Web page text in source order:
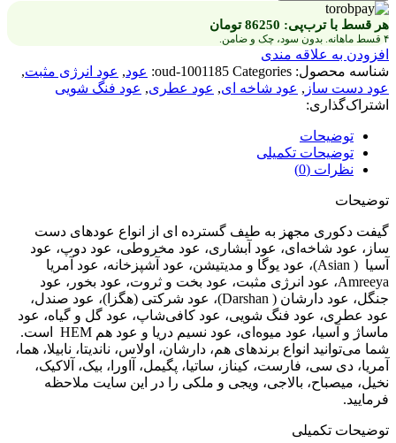
هر قسط با ترب‌پی: 86250 تومان
۴ قسط ماهانه. بدون سود، چک و ضامن.
افزودن به علاقه مندی
شناسه محصول:
oud-1001185 Categories: عود, عود انرژی مثبت,
عود دست ساز , عود شاخه ای, عود عطری, عود فنگ شویی
اشتراک‌گذاری:
توضیحات
توضیحات تکمیلی
نظرات (0)
توضیحات
گیفت دکوری مجهز به طیف گسترده ای از انواع عودهای دست
ساز، عود شاخه‌ای، عود آبشاری، عود مخروطی، عود دوپ، عود
آسیا ( Asian)، عود یوگا و مدیتیشن، عود آشپزخانه، عود آمریا
Amreeya، عود انرژی مثبت، عود بخت و ثروت، عود بخور، عود
جنگل، عود دارشان ( Darshan)، عود شرکتی (هگزا)، عود صندل،
عود عطری، عود فنگ شویی، عود کافی‌شاپ، عود گل و گیاه، عود
ماساژ و آسیا، عود میوه‌ای، عود نسیم دریا و عود هم HEM است.
شما می‌توانید انواع برندهای هم، دارشان، اولاس، ناندیتا، نابیلا، هما،
آمریا، دی سی، فارست، کیناز، ساتیا، پگیمل، آاورا، بیک، آلاکیک،
نخیل، میصباح، بالاجی، ویجی و ملکی را در این سایت ملاحظه
فرمایید.
توضیحات تکمیلی